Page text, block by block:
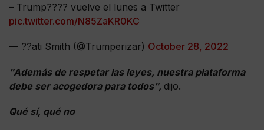
– Trump???? vuelve el lunes a Twitter
pic.twitter.com/N85ZaKR0KC
— ??ati Smith (@Trumperizar) October 28, 2022
"Además de respetar las leyes, nuestra plataforma
debe ser acogedora para todos", dijo.
Qué sí, qué no